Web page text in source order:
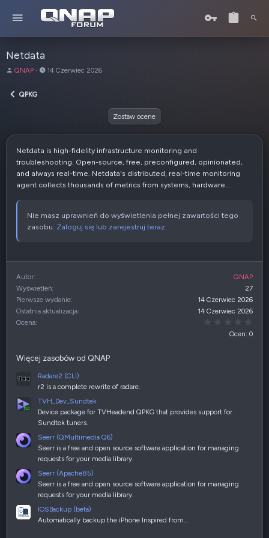
Netdata
A
t
QNAP
D
w
z
e
n
14 Czerwiec 2026
QPKG
Zostaw ocene
Netdata is high-fidelity infrastructure monitoring and
troubleshooting. Open-source, free, preconfigured, opinionated,
and always real-time. Netdata's distributed, real-time monitoring
agent collects thousands of metrics from systems, hardware...
Nie masz uprawnień do wyświetlenia pełnej zawartości tego
zasobu. Zaloguj się lub zarejestruj teraz.
Autor
QNAP
Wyświetleń
27
Pierwsze wydanie
14 Czerwiec 2026
Ostatnia aktualizacja
14 Czerwiec 2026
Ocena
Ocen: 0
Więcej zasobów od QNAP
Radare2 (CLI)
r2 is a complete rewrite of radare.
TVH_Dev_Sundtek
Device package for TVHeadend QPKG that provides support for
Sundtek tuners.
Seerr (QMultimedia Q6)
Seerr is a free and open source software application for managing
requests for your media library.
Seerr (Apache85)
Seerr is a free and open source software application for managing
requests for your media library.
IOSBackup (beta)
Automatically backup the iPhone Inspired from…